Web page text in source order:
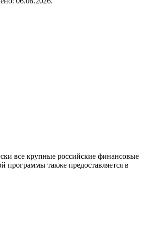
все крупные российские финансовые
программы также предоставляется в